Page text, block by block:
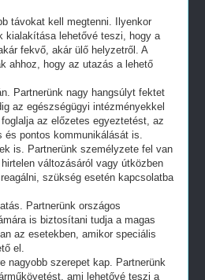
távokat kell megtenni. Ilyenkor
kialakítása lehetővé teszi, hogy a
fekvő, akár ülő helyzetről. A
ahhoz, hogy az utazás a lehető
Partnerünk nagy hangsúlyt fektet
az egészségügyi intézményekkel
az előzetes egyeztetést, az
pontos kommunikálását is.
is. Partnerünk személyzete fel van
változásáról vagy útközben
szükség esetén kapcsolatba
Partnerünk országos
is biztosítani tudja a magas
az esetekben, amikor speciális
el.
nagyobb szerepet kap. Partnerünk
ami lehetővé teszi a